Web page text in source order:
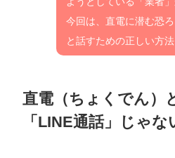
今回は、直電に潜む恐
と話すための正しい方
直電（ちょくでん）
「LINE通話」じゃな